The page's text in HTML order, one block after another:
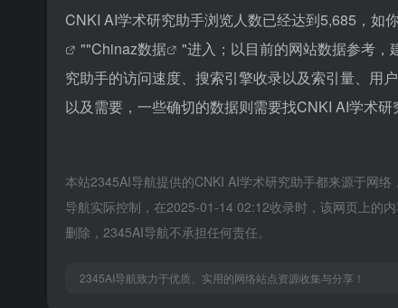
CNKI AI学术研究助手浏览人数已经达到5,685，如
""Chinaz数据
"进入；以目前的网站数据参考
究助手的访问速度、搜索引擎收录以及索引量、用
以及需要，一些确切的数据则需要找CNKI AI学术
本站2345AI导航提供的CNKI AI学术研究助手都来源于网
导航实际控制，在2025-01-14 02:12收录时，该网页上的
删除，2345AI导航不承担任何责任。
2345AI导航致力于优质、实用的网络站点资源收集与分享！